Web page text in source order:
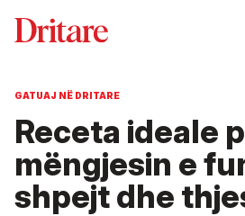
GATUAJ NË DRITARE
Receta ideale
mëngjesin e
shpejt dhe